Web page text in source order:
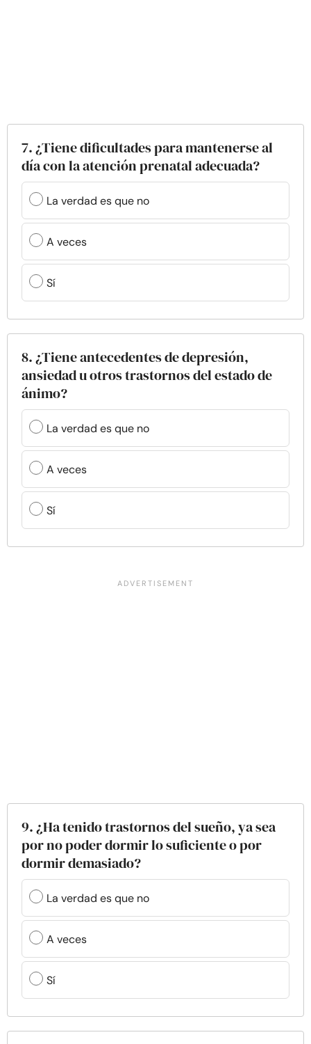
7. ¿Tiene dificultades para mantenerse al
día con la atención prenatal adecuada?
La verdad es que no
A veces
Sí
8. ¿Tiene antecedentes de depresión,
ansiedad u otros trastornos del estado de
ánimo?
La verdad es que no
A veces
Sí
9. ¿Ha tenido trastornos del sueño, ya sea
por no poder dormir lo suficiente o por
dormir demasiado?
La verdad es que no
A veces
Sí